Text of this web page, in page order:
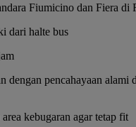
Fiumicino dan Fiera di
dari halte bus
dengan pencahayaan alami
kebugaran agar tetap fit